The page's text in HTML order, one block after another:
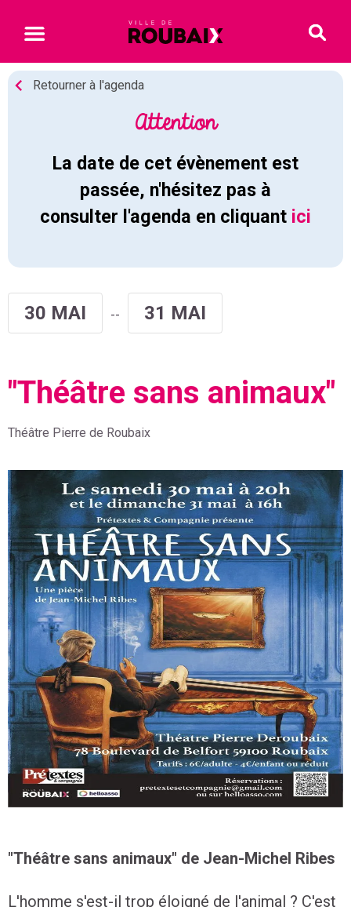
Retourner à l'agenda
Attention
La date de cet évènement est
passée, n'hésitez pas à
consulter l'agenda en cliquant ici
30 MAI -- 31 MAI
"Théâtre sans animaux"
Informations détaillées sur l'événement incluant les
Théâtre Pierre de Roubaix
"Théâtre sans animaux" de Jean-Michel Ribes
L'homme s'est-il trop éloigné de l'animal ? C'est